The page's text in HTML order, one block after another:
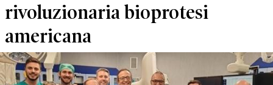
rivoluzionaria bioprotesi
americana